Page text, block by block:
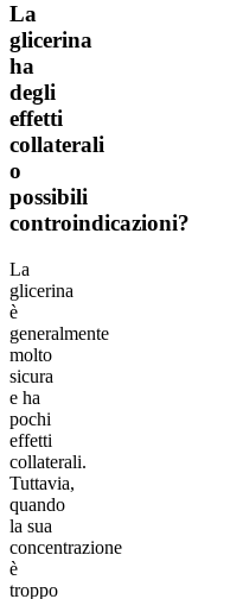
La
glicerina
ha
degli
effetti
collaterali
o
possibili
controindicazioni?
La
glicerina
è
generalmente
molto
sicura
e ha
pochi
effetti
collaterali.
Tuttavia,
quando
la sua
concentrazione
è
troppo